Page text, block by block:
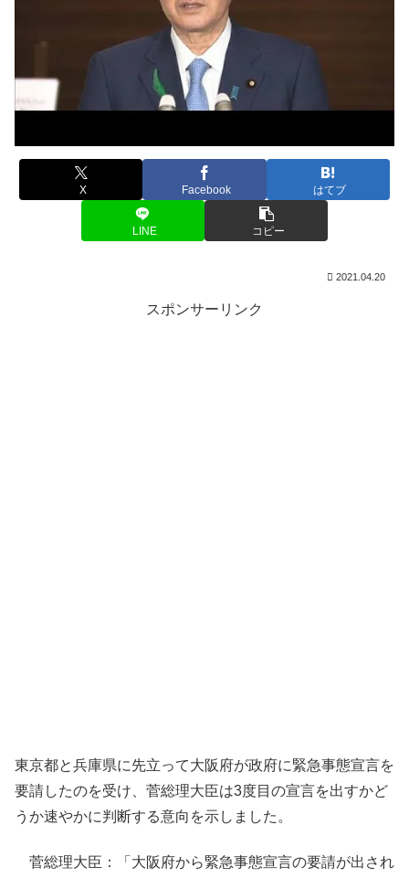
X Facebook はてブ
LINE コピー
2021.04.20
スポンサーリンク
東京都と兵庫県に先立って大阪府が政府に緊急事態宣言を
要請したのを受け、菅総理大臣は3度目の宣言を出すかど
うか速やかに判断する意向を示しました。
菅総理大臣：「大阪府から緊急事態宣言の要請が出され